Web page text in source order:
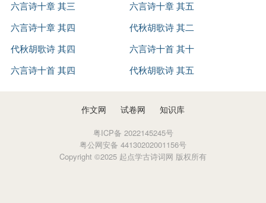
四、嵇康还告诫养生者要有信心，坚持不懈，否则就不易有
效。还要以善养生者为榜样，积极吸取好的养生方法，清心寡
欲，守一抱真，并“蒸以灵芝，润以醴泉，唏以朝阳，缓以五
嵇康自己也身体力行，其友人言：“与康居二十年，未尝见
而忘外”一忌，最终受人诬陷而遇害。
庄万寿先生则认为嵇康的卒年应为景元四年。即景元三年冬
钟会虽任镇西将军，但仍有可能兼领司隶校尉，而伐蜀真正开始
在景元四年，故嵇康被害的事件下限完全可能在景元四年。根据
《与山巨源绝交书》的线索，山涛于景元二年除吏部郎，《绝交
《绝交书》言嵇绍“年八岁”，《晋书》载嵇绍“十岁而孤”，若持
以满足这个时间差，若持景元三年则嵇绍的年龄误差较大。
六言诗十章 其三
六言诗十章 其五
六言诗十章 其四
代秋胡歌诗 其二
代秋胡歌诗 其四
六言诗十首 其十
六言诗十首 其四
代秋胡歌诗 其五
作文网 试卷网 知识库
粤ICP备 2022145245号
粤公网安备 44130202001156号
Copyright ©2025 起点学古诗词网 版权所有